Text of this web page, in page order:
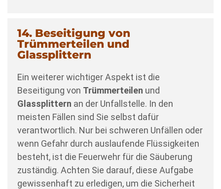
14. Beseitigung von
Trümmerteilen und
Glassplittern
Ein weiterer wichtiger Aspekt ist die
Beseitigung von Trümmerteilen und
Glassplittern an der Unfallstelle. In den
meisten Fällen sind Sie selbst dafür
verantwortlich. Nur bei schweren Unfällen oder
wenn Gefahr durch auslaufende Flüssigkeiten
besteht, ist die Feuerwehr für die Säuberung
zuständig. Achten Sie darauf, diese Aufgabe
gewissenhaft zu erledigen, um die Sicherheit